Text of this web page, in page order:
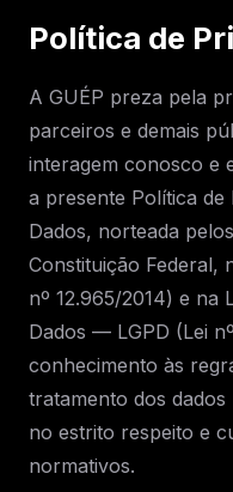
Política de
A GUÉP preza pela
parceiros e demais
interagem conosco e
a presente Política de
Dados, norteada
Constituição Federal,
nº 12.965/2014) e na
Dados — LGPD (Lei
conhecimento às
tratamento dos
no estrito respeito e
normativos.